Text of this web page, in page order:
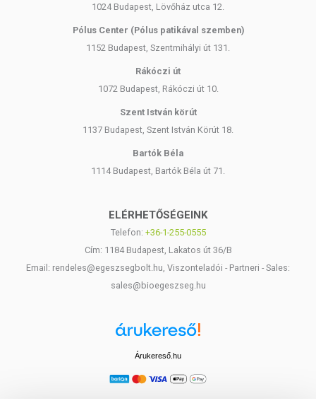
1024 Budapest, Lövőház utca 12.
Pólus Center (Pólus patikával szemben)
1152 Budapest, Szentmihályi út 131.
Rákóczi út
1072 Budapest, Rákóczi út 10.
Szent István körút
1137 Budapest, Szent István Körút 18.
Bartók Béla
1114 Budapest, Bartók Béla út 71.
ELÉRHETŐSÉGEINK
Telefon: +36-1-255-0555
Cím: 1184 Budapest, Lakatos út 36/B
Email: rendeles@egeszsegbolt.hu, Viszonteladói - Partneri - Sales:
sales@bioegeszseg.hu
Árukereső.hu